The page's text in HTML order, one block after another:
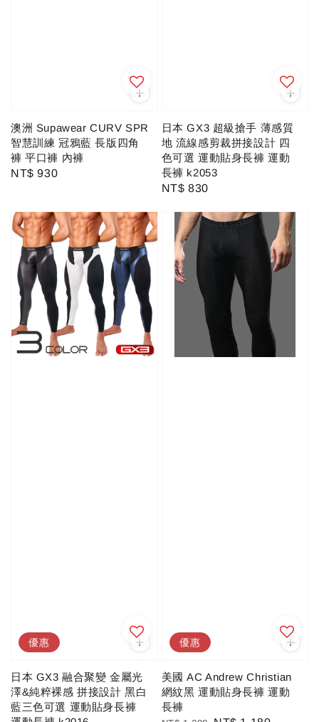
澳洲 Supawear CURV SPR
智慧訓練 冠鴉藍 長版四角
褲 平口褲 內褲
Regular
NT$ 930
日本 GX3 超級搶手 薄感質
地 流線感剪裁拼接設計 四
色可選 運動貼身長褲 運動
長褲 k2053
Regular
NT$ 830
優惠
日本 GX3 融合聚變 金屬光
澤&純粹裸感 拼接設計 黑白
藍三色可選 運動貼身長褲
優惠
美國 AC Andrew Christian
網紋黑 運動貼身長褲 運動
長褲